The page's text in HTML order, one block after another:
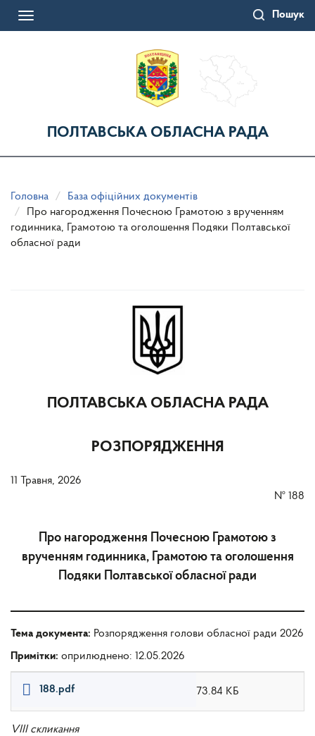
Пошук
Toggle
ПОЛТАВСЬКА ОБЛАСНА РАДА
Головна
База офіційних документів
Про нагородження Почесною Грамотою з врученням
годинника, Грамотою та оголошення Подяки Полтавської
обласної ради
ПОЛТАВСЬКА ОБЛАСНА РАДА
РОЗПОРЯДЖЕННЯ
11 Травня, 2026
№ 188
Про нагородження Почесною Грамотою з
врученням годинника, Грамотою та оголошення
Подяки Полтавської обласної ради
Тема документа: Розпорядження голови обласної ради 2026
Примітки: оприлюднено: 12.05.2026
188.pdf 73.84 КБ
VIII скликання